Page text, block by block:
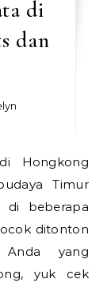
di
dan
Timur
di beberapa
ditonton
yang
yuk cek